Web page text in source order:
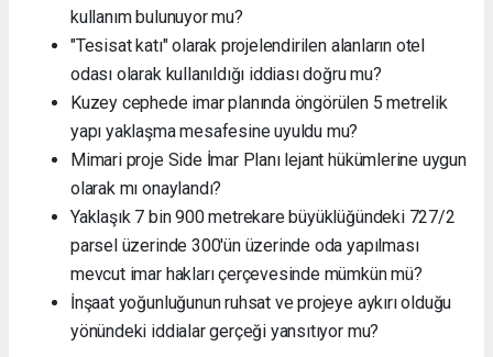
kullanım bulunuyor mu?
"Tesisat katı" olarak projelendirilen alanların otel
odası olarak kullanıldığı iddiası doğru mu?
Kuzey cephede imar planında öngörülen 5 metrelik
yapı yaklaşma mesafesine uyuldu mu?
Mimari proje Side İmar Planı lejant hükümlerine uygun
olarak mı onaylandı?
Yaklaşık 7 bin 900 metrekare büyüklüğündeki 727/2
parsel üzerinde 300'ün üzerinde oda yapılması
mevcut imar hakları çerçevesinde mümkün mü?
İnşaat yoğunluğunun ruhsat ve projeye aykırı olduğu
yönündeki iddialar gerçeği yansıtıyor mu?